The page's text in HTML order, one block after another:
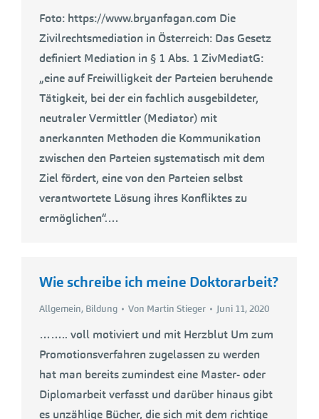
Foto: https://www.bryanfagan.com Die
Zivilrechtsmediation in Österreich: Das Gesetz
definiert Mediation in § 1 Abs. 1 ZivMediatG:
„eine auf Freiwilligkeit der Parteien beruhende
Tätigkeit, bei der ein fachlich ausgebildeter,
neutraler Vermittler (Mediator) mit
anerkannten Methoden die Kommunikation
zwischen den Parteien systematisch mit dem
Ziel fördert, eine von den Parteien selbst
verantwortete Lösung ihres Konfliktes zu
ermöglichen“.…
Wie schreibe ich meine Doktorarbeit?
Allgemein, Bildung Von Martin Stieger Juni 11, 2020
…….. voll motiviert und mit Herzblut Um zum
Promotionsverfahren zugelassen zu werden
hat man bereits zumindest eine Master- oder
Diplomarbeit verfasst und darüber hinaus gibt
es unzählige Bücher, die sich mit dem richtige